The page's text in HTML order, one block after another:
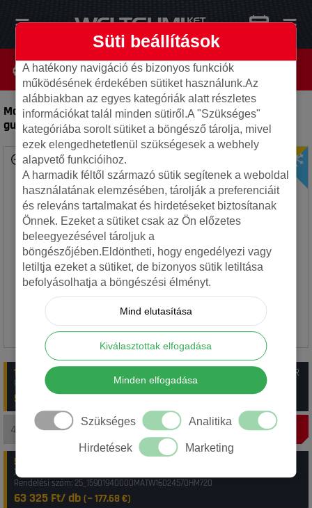
Matador 245/70R16 111H MP72 IZZARDA A/T 2 XL FR
gumi
1-4 munkanap 11 db Matador 245/70R16 111H MP72 IZZARDA AT 2 FR
Rendelési szám: 30_81049
56 975 Ft/ db (~159.86€)
5-10 munkanap 9 db Matador 245/70R16 111H MP72 IZZARDA A/T 2
XL FR
Rendelési szám: 25_15901940000MATW16024570HM720
63 325 Ft/ db (~177.68€)
Süti beállítások
A hatékony navigáció és bizonyos funkciók
működésének érdekében sütiket használunk.Az
alábbiakban az egyes kategóriák alatt részletes
információkat talál minden sütiről.A "Szükséges"
kategóriába sorolt sütiket a böngésző tárolja, mivel
ezek elengedhetetlenül szükségesek a webhely
alapvető funkcióihoz.
A harmadik féltől származó sütik segítenek a weboldal
használatának elemzésében, tárolják a preferenciáit
és releváns tartalmakat és hirdetéseket biztosítanak
Önnek. Ezeket a sütiket csak az Ön előzetes
beleegyezésével tároljuk a
böngészőjében.Eldöntheti, hogy engedélyezi vagy
letiltja ezeket a sütiket, de bizonyos sütik letiltása
befolyásolhatja a böngészési élményt.
Mind elutasítása
Kiválasztottak elfogadása
Minden elfogadása
Szükséges Analitika
Hirdetések Marketing